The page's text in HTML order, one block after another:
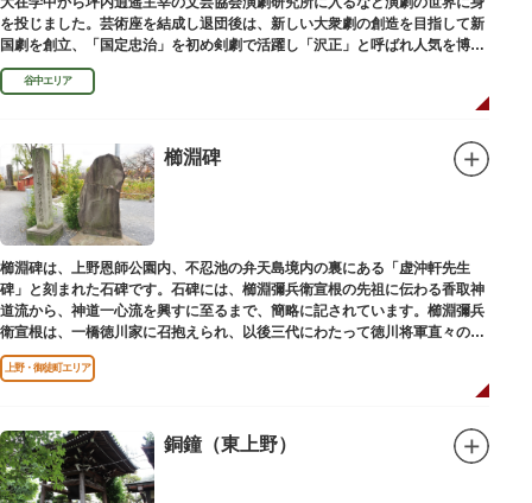
を投じました。芸術座を結成し退団後は、新しい大衆劇の創造を目指して新
国劇を創立、「国定忠治」を初め剣劇で活躍し「沢正」と呼ばれ人気を博し
ました。お墓は谷中霊園にあります。
谷中エリア
櫛淵碑
櫛淵碑は、上野恩師公園内、不忍池の弁天島境内の裏にある「虚沖軒先生
碑」と刻まれた石碑です。石碑には、櫛淵彌兵衛宣根の先祖に伝わる香取神
道流から、神道一心流を興すに至るまで、簡略に記されています。櫛淵彌兵
衛宣根は、一橋徳川家に召抱えられ、以後三代にわたって徳川将軍直々の護
衛役として仕えました。
上野・御徒町エリア
銅鐘（東上野）